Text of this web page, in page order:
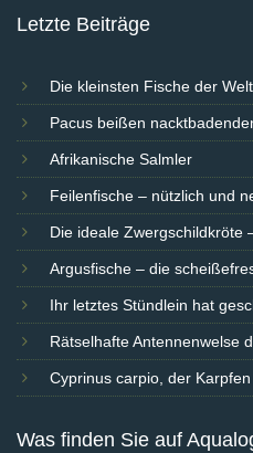
Letzte Beiträge
Die kleinsten Fische der Welt
Pacus beißen
Afrikanische Salmler
Feilenfische – nützlich und
Die ideale Zwergschildkröte
Argusfische – die
Ihr letztes Stündlein hat
Rätselhafte Antennenwelse
Cyprinus carpio, der
Was finden Sie auf